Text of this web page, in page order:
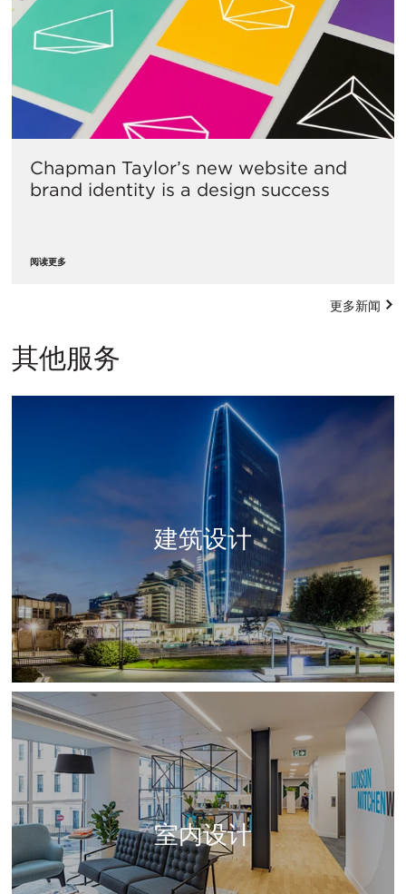
Chapman Taylor’s new website and
brand identity is a design success
阅读更多
更多新闻
其他服务
建筑设计
室内设计